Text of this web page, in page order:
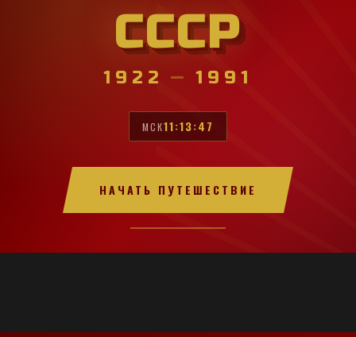
СССР
1922 — 1991
МСК11:13:48
НАЧАТЬ ПУТЕШЕСТВИЕ